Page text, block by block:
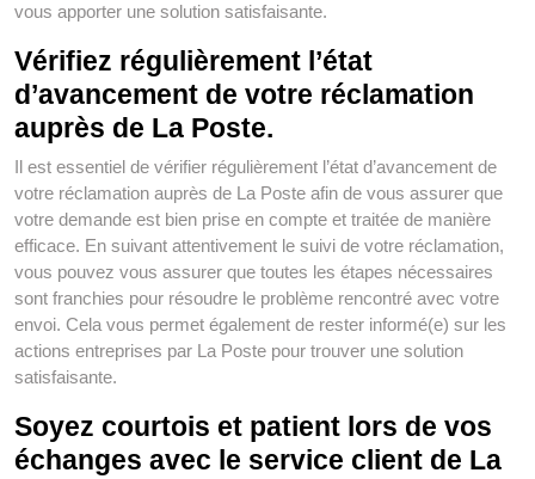
vous apporter une solution satisfaisante.
Vérifiez régulièrement l’état
d’avancement de votre réclamation
auprès de La Poste.
Il est essentiel de vérifier régulièrement l’état d’avancement de
votre réclamation auprès de La Poste afin de vous assurer que
votre demande est bien prise en compte et traitée de manière
efficace. En suivant attentivement le suivi de votre réclamation,
vous pouvez vous assurer que toutes les étapes nécessaires
sont franchies pour résoudre le problème rencontré avec votre
envoi. Cela vous permet également de rester informé(e) sur les
actions entreprises par La Poste pour trouver une solution
satisfaisante.
Soyez courtois et patient lors de vos
échanges avec le service client de La